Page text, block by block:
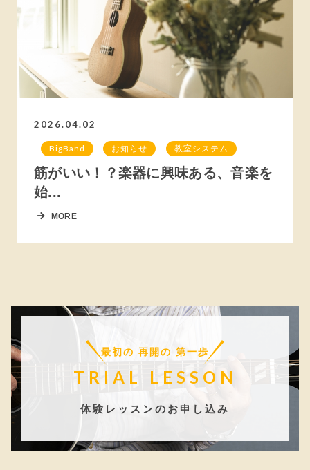
2026.04.02
BigBand お知らせ 教室システム
筋がいい！？楽器に興味ある、音楽を
始...
MORE
最初の 再開の 第一歩
TRIAL LESSON
体験レッスンのお申し込み